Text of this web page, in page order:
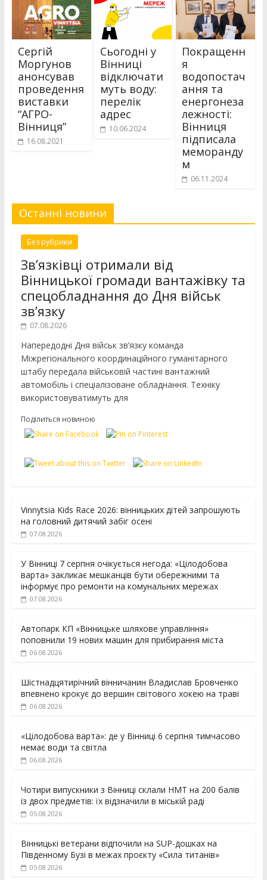
Сергій
Моргунов
анонсував
проведення
виставки
“АГРО-
Вінниця”
16.08.2021
Сьогодні у
Вінниці
відключати
муть воду:
перелік
адрес
10.06.2024
Покращенн
я
водопостач
ання та
енергонеза
лежності:
Вінниця
підписала
меморанду
м
06.11.2024
Останні новини
Без рубрики
Зв’язківці отримали від
Вінницької громади вантажівку та
спецобладнання до Дня військ
зв’язку
07.08.2026
Напередодні Дня військ зв’язку команда
Міжрегіонального координаційного гуманітарного
штабу передала військовій частині вантажний
автомобіль і спеціалізоване обладнання. Техніку
використовуватимуть для
Поділиться новиною
Vinnytsia Kids Race 2026: вінницьких дітей запрошують
на головний дитячий забіг осені
07.08.2026
У Вінниці 7 серпня очікується негода: «Цілодобова
варта» закликає мешканців бути обережними та
інформує про ремонти на комунальних мережах
07.08.2026
Автопарк КП «Вінницьке шляхове управління»
поповнили 19 нових машин для прибирання міста
06.08.2026
Шістнадцятирічний вінничанин Владислав Бровченко
впевнено крокує до вершин світового хокею на траві
06.08.2026
«Цілодобова варта»: де у Вінниці 6 серпня тимчасово
немає води та світла
06.08.2026
Чотири випускники з Вінниці склали НМТ на 200 балів
із двох предметів: їх відзначили в міській раді
05.08.2026
Вінницькі ветерани відпочили на SUP-дошках на
Південному Бузі в межах проєкту «Сила титанів»
05.08.2026